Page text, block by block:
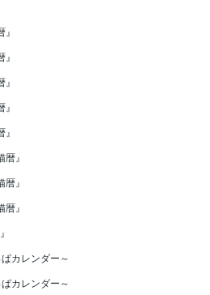
』
』
』
カレンダー～
カレンダー～